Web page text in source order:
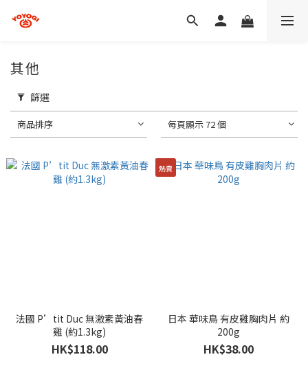
其他
篩選
商品排序 每頁顯示 72 個
法國 P’tit Duc 無激素黃油春
雞 (約1.3kg)
HK$118.00
熱賣
日本 華味鳥 有皮雞胸肉片 約
200g
HK$38.00